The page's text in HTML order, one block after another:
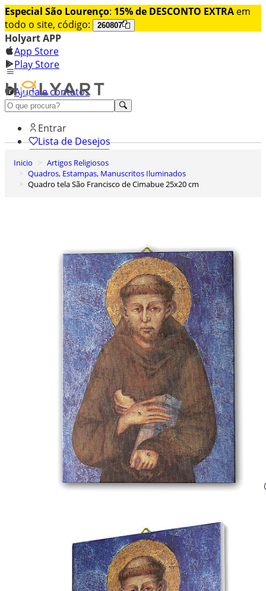
Especial São Lourenço: 15% de DESCONTO EXTRA em
todo o site, código:
260807
Holyart APP
App Store
Play Store
Ajuda e contatos
Conheça premium
Entrar
Lista de Desejos
0
Carrinho de Compras
Inicio
Artigos Religiosos
Quadros, Estampas, Manuscritos Iluminados
Quadro tela São Francisco de Cimabue 25x20 cm